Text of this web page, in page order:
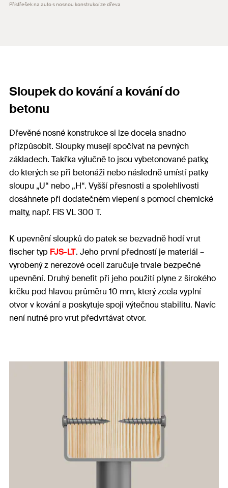
Přístřešek na auto s nosnou konstrukcí ze dřeva
Sloupek do kování a kování do
betonu
Dřevěné nosné konstrukce si lze docela snadno
přizpůsobit. Sloupky musejí spočívat na pevných
základech. Takřka výlučně to jsou vybetonované patky,
do kterých se při betonáži nebo následně umístí patky
sloupu „U“ nebo „H“. Vyšší přesnosti a spolehlivosti
dosáhnete při dodatečném vlepení s pomocí chemické
malty, např. FIS VL 300 T.
K upevnění sloupků do patek se bezvadně hodí vrut
fischer typ FJS-LT. Jeho první předností je materiál –
vyrobený z nerezové oceli zaručuje trvale bezpečné
upevnění. Druhý benefit při jeho použití plyne z širokého
krčku pod hlavou průměru 10 mm, který zcela vyplní
otvor v kování a poskytuje spoji výtečnou stabilitu. Navíc
není nutné pro vrut předvrtávat otvor.